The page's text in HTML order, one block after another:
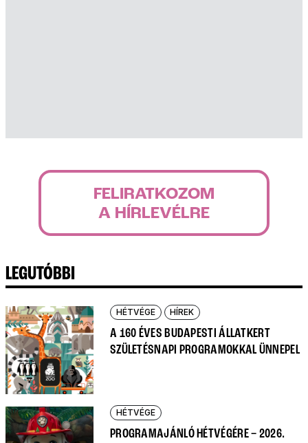
FELIRATKOZOM
A HÍRLEVÉLRE
LEGUTÓBBI
HÉTVÉGE HÍREK
A 160 ÉVES BUDAPESTI ÁLLATKERT
SZÜLETÉSNAPI PROGRAMOKKAL ÜNNEPEL
HÉTVÉGE
PROGRAMAJÁNLÓ HÉTVÉGÉRE – 2026.